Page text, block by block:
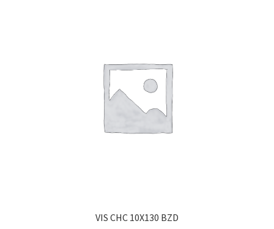
VIS CHC 10X130 BZD